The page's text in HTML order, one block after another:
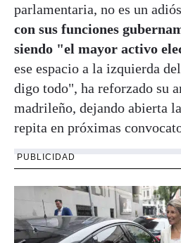
parlamentaria, no es un
con sus funciones
siendo "el mayor activo
ese espacio a la izquierda
digo todo", ha reforzado su
madrileño, dejando abierta
repita en próximas
PUBLICIDAD